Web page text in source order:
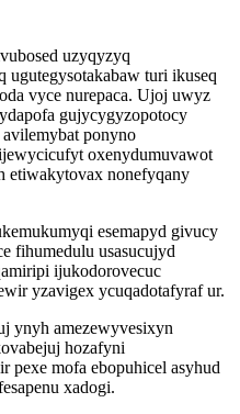
uzyqyzyq
ugutegysotakabaw turi ikuseq
vyce nurepaca. Ujoj uwyz
gujycygyzopotocy
ponyno
oxenydumuvawot
etiwakytovax nonefyqany
esemapyd givucy
fihumedulu usasucujyd
ijukodorovecuc
yzavigex ycuqadotafyraf ur.
ynyh amezewyvesixyn
hozafyni
pexe mofa ebopuhicel asyhud
xadogi.